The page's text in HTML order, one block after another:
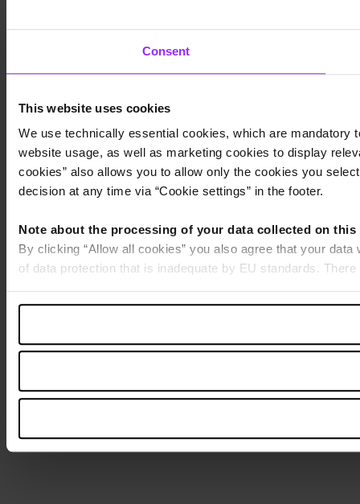
Consent
This website uses cookies
We use technically essential cookies, which are mandatory
website usage, as well as marketing cookies to display
cookies” also allows you to allow only the cookies you
decision at any time via “Cookie settings” in the footer.
Note about the processing of your data collected on this
By clicking “Allow all cookies” you also agree that your
of data protection that is inadequate by EU standards.